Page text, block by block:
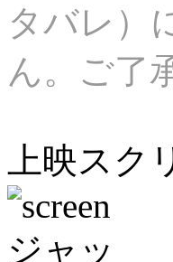
タバレ）
ん。ご了
上映スク